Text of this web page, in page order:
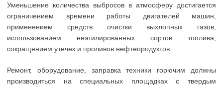
Уменьшение количества выбросов в атмосферу достигается
ограничением времени работы двигателей машин,
применением средств очистки выхлопных газов,
использованием неэтилированных сортов топлива,
сокращением утечек и проливов нефтепродуктов.
Ремонт, оборудование, заправка техники горючим должны
производиться на специальных площадках с твердым